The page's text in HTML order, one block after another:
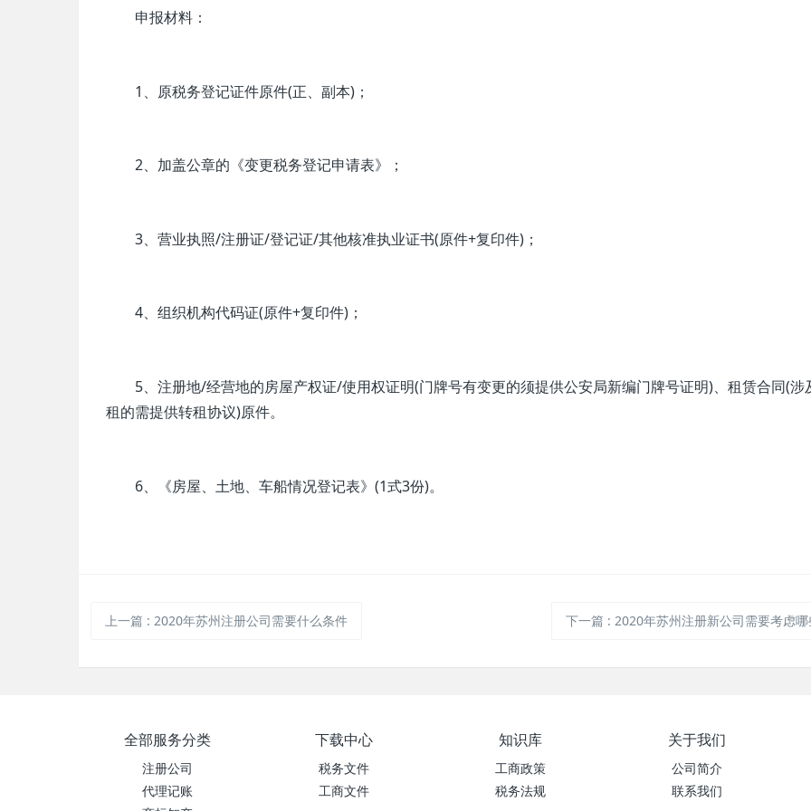
申报材料：
1、原税务登记证件原件(正、副本)；
2、加盖公章的《变更税务登记申请表》；
3、营业执照/注册证/登记证/其他核准执业证书(原件+复印件)；
4、组织机构代码证(原件+复印件)；
5、注册地/经营地的房屋产权证/使用权证明(门牌号有变更的须提供公安局新编门牌号证明)、租赁合同(涉
租的需提供转租协议)原件。
6、《房屋、土地、车船情况登记表》(1式3份)。
上一篇 :2020年苏州注册公司需要什么条件 下一篇 :2020年苏州注册新公司需要考虑
全部服务分类
注册公司
代理记账
下载中心
税务文件
工商文件
知识库
工商政策
税务法规
关于我们
公司简介
联系我们